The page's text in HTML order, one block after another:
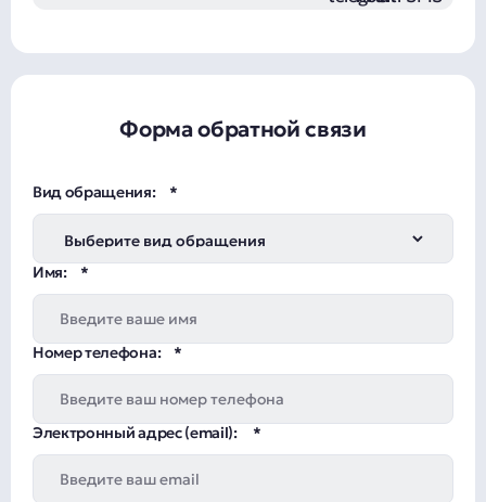
Форма обратной связи
Вид обращения:
Имя:
Номер телефона:
Электронный адрес (email):